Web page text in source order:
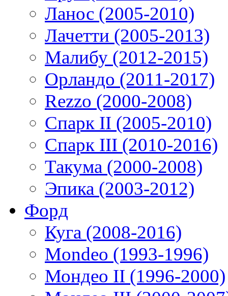
Ланос (2005-2010)
Лачетти (2005-2013)
Малибу (2012-2015)
Орландо (2011-2017)
Rezzo (2000-2008)
Спарк II (2005-2010)
Спарк III (2010-2016)
Такума (2000-2008)
Эпика (2003-2012)
Форд
Куга (2008-2016)
Mondeo (1993-1996)
Мондео II (1996-2000)